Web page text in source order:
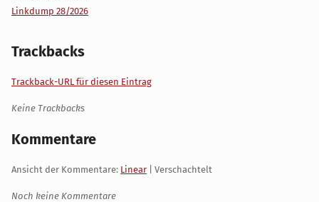
Linkdump 28/2026
Trackbacks
Trackback-URL für diesen Eintrag
Keine Trackbacks
Kommentare
Ansicht der Kommentare: Linear | Verschachtelt
Noch keine Kommentare